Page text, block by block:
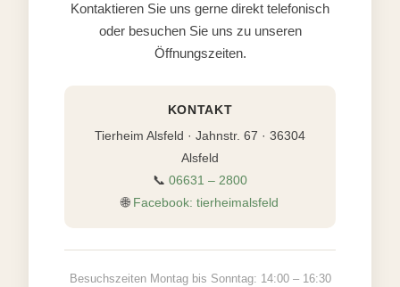
Kontaktieren Sie uns gerne direkt telefonisch
oder besuchen Sie uns zu unseren
Öffnungszeiten.
KONTAKT
Tierheim Alsfeld · Jahnstr. 67 · 36304
Alsfeld
📞 06631 – 2800
🌐 Facebook: tierheimalsfeld
Besuchszeiten Montag bis Sonntag: 14:00 – 16:30